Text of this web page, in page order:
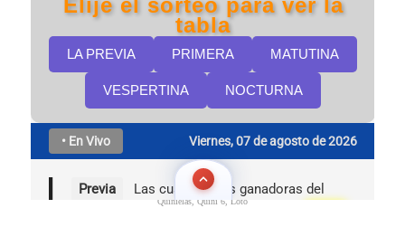
Quinielas, Quini 6, Loto